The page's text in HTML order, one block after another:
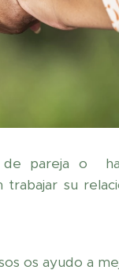
pareja o
trabajar su
os ayudo a